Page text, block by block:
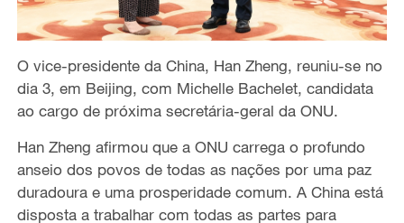
O vice-presidente da China, Han Zheng, reuniu-se no
dia 3, em Beijing, com Michelle Bachelet, candidata
ao cargo de próxima secretária-geral da ONU.
Han Zheng afirmou que a ONU carrega o profundo
anseio dos povos de todas as nações por uma paz
duradoura e uma prosperidade comum. A China está
disposta a trabalhar com todas as partes para